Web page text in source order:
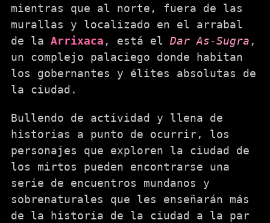
mientras que al norte, fuera de las
murallas y localizado en el arrabal
de la Arrixaca , está el Dar As-Sugra ,
un complejo palaciego donde habitan
los gobernantes y élites absolutas de
la ciudad.
Bullendo de actividad y llena de
historias a punto de ocurrir, los
personajes que exploren la ciudad de
los mirtos pueden encontrarse una
serie de encuentros mundanos y
sobrenaturales que les enseñarán más
de la historia de la ciudad a la par